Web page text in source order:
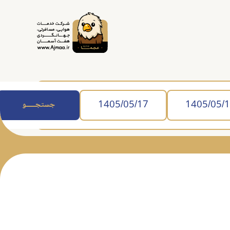
جستجــــــو